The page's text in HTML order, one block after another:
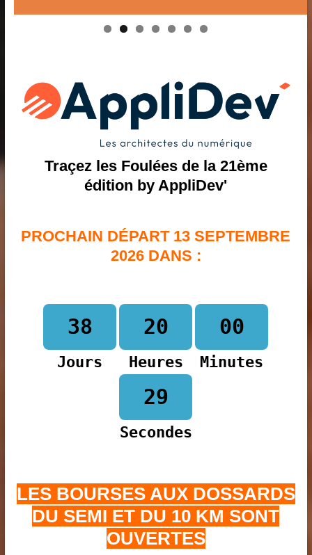
Traçez les Foulées de la 21ème
édition by AppliDev'
PROCHAIN DÉPART 13 SEPTEMBRE
2026 DANS :
38
Jours
20
Heures
00
Minutes
29
Secondes
LES BOURSES AUX DOSSARDS
DU SEMI ET DU 10 KM SONT
OUVERTES